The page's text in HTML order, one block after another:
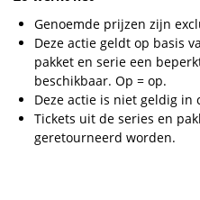
Genoemde prijzen zijn
Deze actie geldt op basis
pakket en serie een
beschikbaar. Op = op.
Deze actie is niet geldig
Tickets uit de series en
geretourneerd worden.